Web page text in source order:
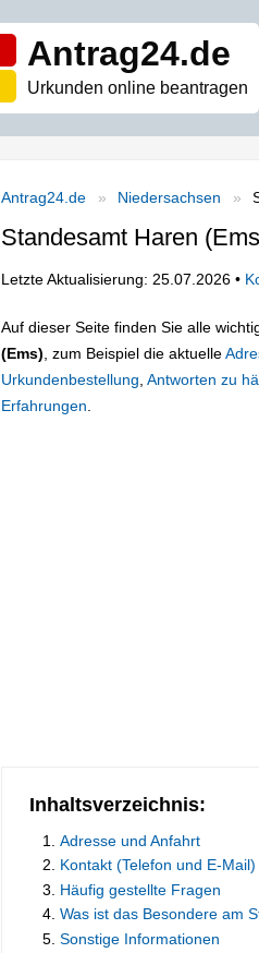
Antrag24.de
Urkunden online beantragen
Antrag24.de Niedersachsen
Standesamt Haren
Letzte Aktualisierung: 25.07.2026 •
Auf dieser Seite finden Sie alle
(Ems) , zum Beispiel die aktuelle
Urkundenbestellung Antworten zu
Erfahrungen
Inhaltsverzeichnis:
Adresse und Anfahrt
Kontakt (Telefon und E-Mail)
Häufig gestellte Fragen
Was ist das Besondere am
Sonstige Informationen